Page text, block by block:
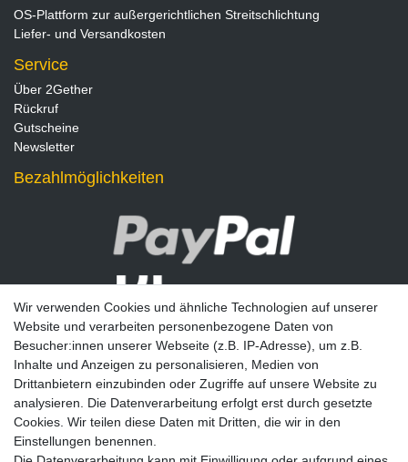
OS-Plattform zur außergerichtlichen Streitschlichtung
Liefer- und Versandkosten
Service
Über 2Gether
Rückruf
Gutscheine
Newsletter
Bezahlmöglichkeiten
Newsletter
E-MAIL **
Wir verwenden Cookies und ähnliche Technologien auf unserer
Website und verarbeiten personenbezogene Daten von
Besucher:innen unserer Webseite (z.B. IP-Adresse), um z.B.
Inhalte und Anzeigen zu personalisieren, Medien von
Drittanbietern einzubinden oder Zugriffe auf unsere Website zu
analysieren. Die Datenverarbeitung erfolgt erst durch gesetzte
Cookies. Wir teilen diese Daten mit Dritten, die wir in den
Einstellungen benennen.